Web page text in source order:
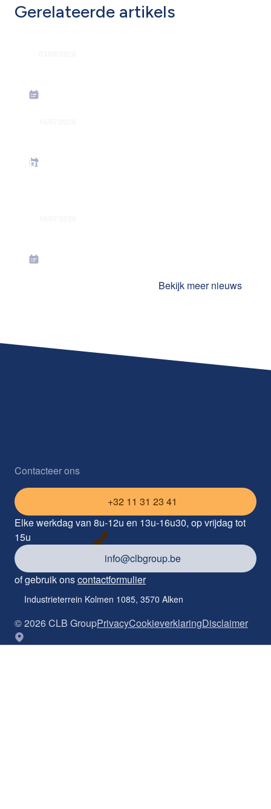
Gerelateerde artikels
bedrag juni 2026
Bekijk meer nieuws
Contacteer ons
+32 11 31 23 41
Elke werkdag van 8u-12u en 13u-16u30, op vrijdag tot
15u
info@clbgroup.be
of gebruik onscontactformulier
Industrieterrein Kolmen 1085, 3570 Alken
©2026CLB GroupPrivacyCookieverklaringDisclaimer